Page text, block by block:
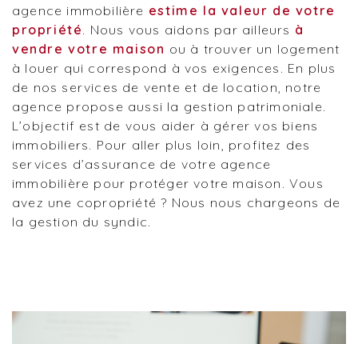
agence immobilière estime la valeur de votre
propriété. Nous vous aidons par ailleurs à
vendre votre maison ou à trouver un logement
à louer qui correspond à vos exigences. En plus
de nos services de vente et de location, notre
agence propose aussi la gestion patrimoniale.
L’objectif est de vous aider à gérer vos biens
immobiliers. Pour aller plus loin, profitez des
services d’assurance de votre agence
immobilière pour protéger votre maison. Vous
avez une copropriété ? Nous nous chargeons de
la gestion du syndic.